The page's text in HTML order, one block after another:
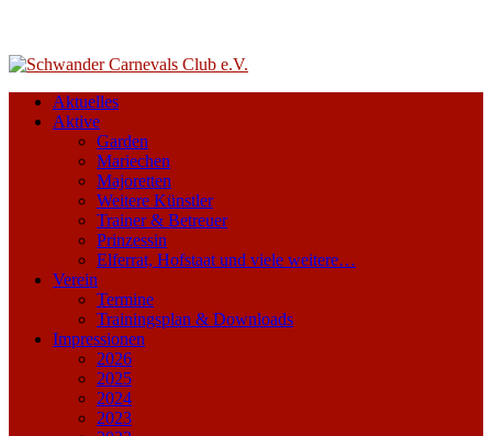
Aktuelles
Aktive
Garden
Mariechen
Majoretten
Weitere Künstler
Trainer & Betreuer
Prinzessin
Elferrat, Hofstaat und viele weitere…
Verein
Termine
Trainingsplan & Downloads
Impressionen
2026
2025
2024
2023